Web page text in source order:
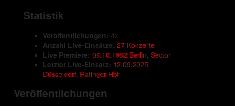
Statistik
Veröffentlichungen: 4x
Anzahl Live-Einsätze: 27 Konzerte
Live Premiere: 09.10.1982 Berlin, Sector
Letzter Live-Einsatz: 12.09.2025
Düsseldorf, Ratinger Hof
Veröffentlichungen